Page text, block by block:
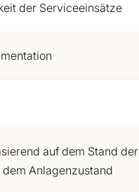
der Serviceeinsätze
auf dem Stand der
Anlagenzustand